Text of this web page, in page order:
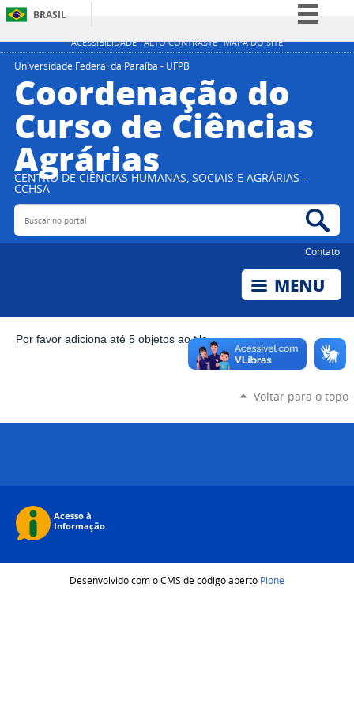
ACESSIBILIDADE ALTO CONTRASTE MAPA DO SITE
BRASIL
Simplifique!
Participe
Acesso à informação
Legislação
Universidade Federal da Paraíba - UFPB
Coordenação do
Curso de Ciências
Agrárias
CENTRO DE CIÊNCIAS HUMANAS, SOCIAIS E AGRÁRIAS -
CCHSA
Buscar no portal
Contato
Por favor adiciona até 5 objetos ao tile.
Voltar para o topo
Desenvolvido com o CMS de código aberto Plone